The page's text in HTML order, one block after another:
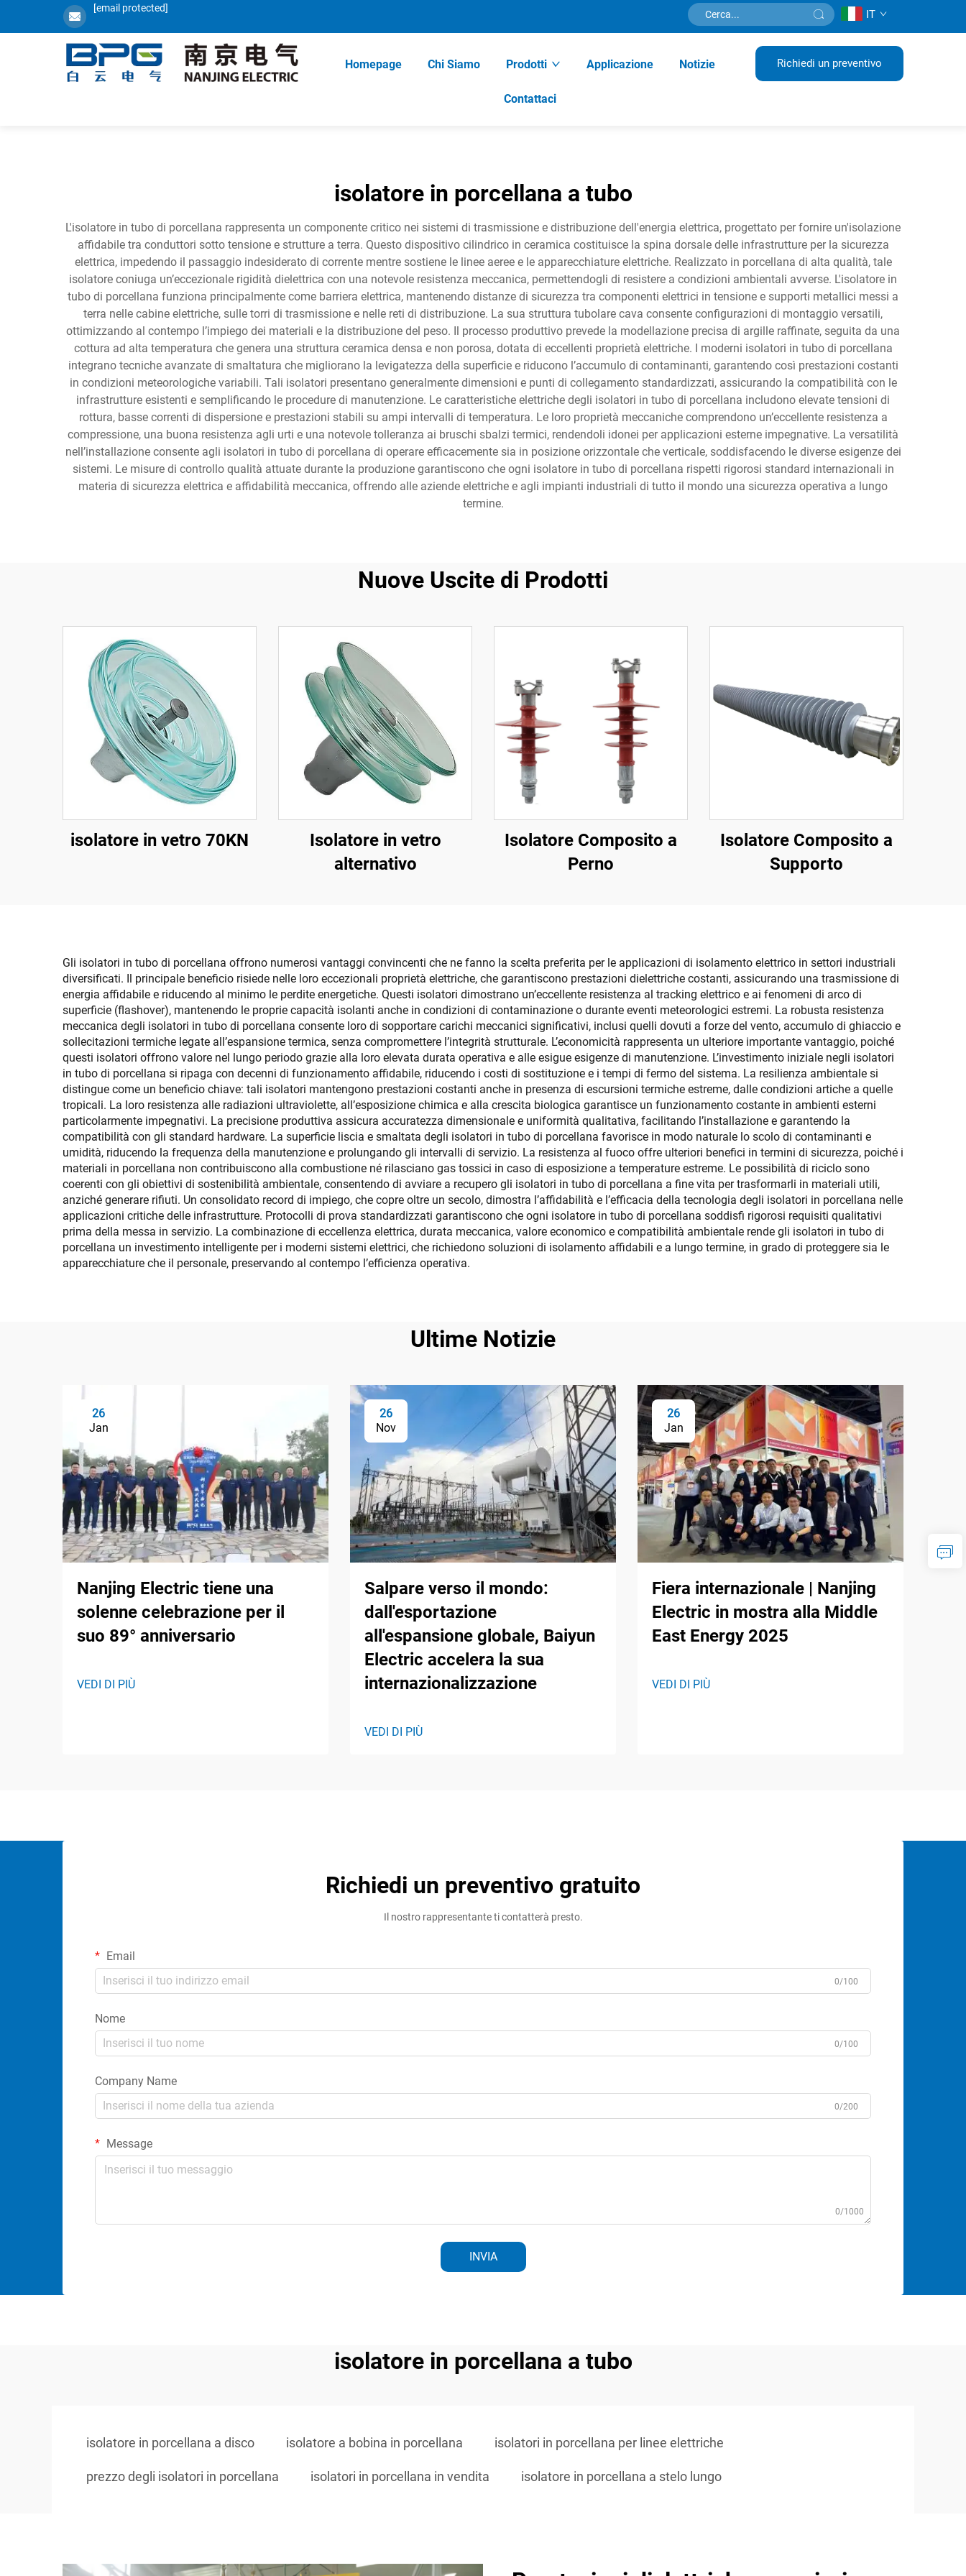
[email protected] IT
Homepage Chi Siamo Prodotti Applicazione Notizie
Contattaci
Richiedi un preventivo
isolatore in porcellana a tubo
L'isolatore in tubo di porcellana rappresenta un componente critico nei sistemi di trasmissione e distribuzione dell'energia elettrica, progettato per fornire un'isolazione
affidabile tra conduttori sotto tensione e strutture a terra. Questo dispositivo cilindrico in ceramica costituisce la spina dorsale delle infrastrutture per la sicurezza
elettrica, impedendo il passaggio indesiderato di corrente mentre sostiene le linee aeree e le apparecchiature elettriche. Realizzato in porcellana di alta qualità, tale
isolatore coniuga un’eccezionale rigidità dielettrica con una notevole resistenza meccanica, permettendogli di resistere a condizioni ambientali avverse. L'isolatore in
tubo di porcellana funziona principalmente come barriera elettrica, mantenendo distanze di sicurezza tra componenti elettrici in tensione e supporti metallici messi a
terra nelle cabine elettriche, sulle torri di trasmissione e nelle reti di distribuzione. La sua struttura tubolare cava consente configurazioni di montaggio versatili,
ottimizzando al contempo l’impiego dei materiali e la distribuzione del peso. Il processo produttivo prevede la modellazione precisa di argille raffinate, seguita da una
cottura ad alta temperatura che genera una struttura ceramica densa e non porosa, dotata di eccellenti proprietà elettriche. I moderni isolatori in tubo di porcellana
integrano tecniche avanzate di smaltatura che migliorano la levigatezza della superficie e riducono l’accumulo di contaminanti, garantendo così prestazioni costanti
in condizioni meteorologiche variabili. Tali isolatori presentano generalmente dimensioni e punti di collegamento standardizzati, assicurando la compatibilità con le
infrastrutture esistenti e semplificando le procedure di manutenzione. Le caratteristiche elettriche degli isolatori in tubo di porcellana includono elevate tensioni di
rottura, basse correnti di dispersione e prestazioni stabili su ampi intervalli di temperatura. Le loro proprietà meccaniche comprendono un’eccellente resistenza a
compressione, una buona resistenza agli urti e una notevole tolleranza ai bruschi sbalzi termici, rendendoli idonei per applicazioni esterne impegnative. La versatilità
nell’installazione consente agli isolatori in tubo di porcellana di operare efficacemente sia in posizione orizzontale che verticale, soddisfacendo le diverse esigenze dei
sistemi. Le misure di controllo qualità attuate durante la produzione garantiscono che ogni isolatore in tubo di porcellana rispetti rigorosi standard internazionali in
materia di sicurezza elettrica e affidabilità meccanica, offrendo alle aziende elettriche e agli impianti industriali di tutto il mondo una sicurezza operativa a lungo
termine.
Nuove Uscite di Prodotti
isolatore in vetro 70KN
Isolatore in vetro
alternativo
Isolatore Composito a
Perno
Isolatore Composito a
Supporto
Gli isolatori in tubo di porcellana offrono numerosi vantaggi convincenti che ne fanno la scelta preferita per le applicazioni di isolamento elettrico in settori industriali
diversificati. Il principale beneficio risiede nelle loro eccezionali proprietà elettriche, che garantiscono prestazioni dielettriche costanti, assicurando una trasmissione di
energia affidabile e riducendo al minimo le perdite energetiche. Questi isolatori dimostrano un’eccellente resistenza al tracking elettrico e ai fenomeni di arco di
superficie (flashover), mantenendo le proprie capacità isolanti anche in condizioni di contaminazione o durante eventi meteorologici estremi. La robusta resistenza
meccanica degli isolatori in tubo di porcellana consente loro di sopportare carichi meccanici significativi, inclusi quelli dovuti a forze del vento, accumulo di ghiaccio e
sollecitazioni termiche legate all’espansione termica, senza compromettere l’integrità strutturale. L’economicità rappresenta un ulteriore importante vantaggio, poiché
questi isolatori offrono valore nel lungo periodo grazie alla loro elevata durata operativa e alle esigue esigenze di manutenzione. L’investimento iniziale negli isolatori
in tubo di porcellana si ripaga con decenni di funzionamento affidabile, riducendo i costi di sostituzione e i tempi di fermo del sistema. La resilienza ambientale si
distingue come un beneficio chiave: tali isolatori mantengono prestazioni costanti anche in presenza di escursioni termiche estreme, dalle condizioni artiche a quelle
tropicali. La loro resistenza alle radiazioni ultraviolette, all’esposizione chimica e alla crescita biologica garantisce un funzionamento costante in ambienti esterni
particolarmente impegnativi. La precisione produttiva assicura accuratezza dimensionale e uniformità qualitativa, facilitando l’installazione e garantendo la
compatibilità con gli standard hardware. La superficie liscia e smaltata degli isolatori in tubo di porcellana favorisce in modo naturale lo scolo di contaminanti e
umidità, riducendo la frequenza della manutenzione e prolungando gli intervalli di servizio. La resistenza al fuoco offre ulteriori benefici in termini di sicurezza, poiché i
materiali in porcellana non contribuiscono alla combustione né rilasciano gas tossici in caso di esposizione a temperature estreme. Le possibilità di riciclo sono
coerenti con gli obiettivi di sostenibilità ambientale, consentendo di avviare a recupero gli isolatori in tubo di porcellana a fine vita per trasformarli in materiali utili,
anziché generare rifiuti. Un consolidato record di impiego, che copre oltre un secolo, dimostra l’affidabilità e l’efficacia della tecnologia degli isolatori in porcellana nelle
applicazioni critiche delle infrastrutture. Protocolli di prova standardizzati garantiscono che ogni isolatore in tubo di porcellana soddisfi rigorosi requisiti qualitativi
prima della messa in servizio. La combinazione di eccellenza elettrica, durata meccanica, valore economico e compatibilità ambientale rende gli isolatori in tubo di
porcellana un investimento intelligente per i moderni sistemi elettrici, che richiedono soluzioni di isolamento affidabili e a lungo termine, in grado di proteggere sia le
apparecchiature che il personale, preservando al contempo l’efficienza operativa.
Ultime Notizie
26
Jan
Nanjing Electric tiene una
solenne celebrazione per il
suo 89° anniversario
VEDI DI PIÙ
26
Nov
Salpare verso il mondo:
dall'esportazione
all'espansione globale, Baiyun
Electric accelera la sua
internazionalizzazione
VEDI DI PIÙ
26
Jan
Fiera internazionale | Nanjing
Electric in mostra alla Middle
East Energy 2025
VEDI DI PIÙ
Richiedi un preventivo gratuito
Il nostro rappresentante ti contatterà presto.
Email
0/100
Nome
0/100
Company Name
0/200
Message
0/1000
INVIA
isolatore in porcellana a tubo
isolatore in porcellana a disco isolatore a bobina in porcellana isolatori in porcellana per linee elettriche
prezzo degli isolatori in porcellana isolatori in porcellana in vendita isolatore in porcellana a stelo lungo